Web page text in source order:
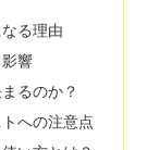
る理由
響
るのか？
への注意点